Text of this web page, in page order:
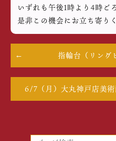
いずれも午後1時より4時ご
是非この機会にお立ち寄り
指輪台（リング
6/7（月）大丸神戸店美術